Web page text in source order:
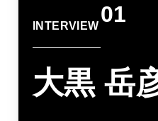
INTERVIEW 01
大黒 岳